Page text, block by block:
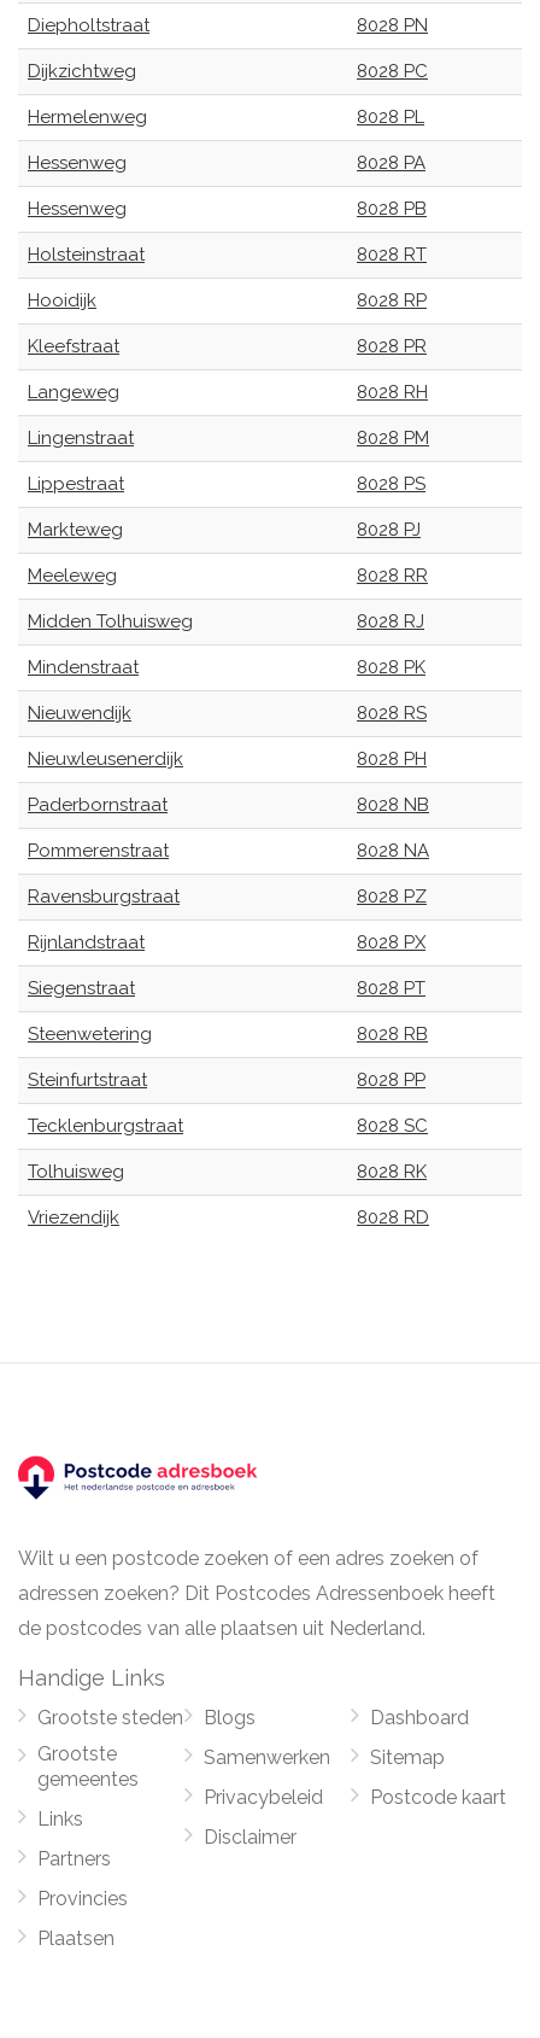
Diepholtstraat 8028 PN
Dijkzichtweg 8028 PC
Hermelenweg 8028 PL
Hessenweg 8028 PA
Hessenweg 8028 PB
Holsteinstraat 8028 RT
Hooidijk 8028 RP
Kleefstraat 8028 PR
Langeweg 8028 RH
Lingenstraat 8028 PM
Lippestraat 8028 PS
Markteweg 8028 PJ
Meeleweg 8028 RR
Midden Tolhuisweg 8028 RJ
Mindenstraat 8028 PK
Nieuwendijk 8028 RS
Nieuwleusenerdijk 8028 PH
Paderbornstraat 8028 NB
Pommerenstraat 8028 NA
Ravensburgstraat 8028 PZ
Rijnlandstraat 8028 PX
Siegenstraat 8028 PT
Steenwetering 8028 RB
Steinfurtstraat 8028 PP
Tecklenburgstraat 8028 SC
Tolhuisweg 8028 RK
Vriezendijk 8028 RD
Wilt u een postcode zoeken of een adres zoeken of
adressen zoeken? Dit Postcodes Adressenboek heeft
de postcodes van alle plaatsen uit Nederland.
Handige Links
Grootste steden
Grootste
gemeentes
Links
Partners
Provincies
Plaatsen
Blogs
Samenwerken
Privacybeleid
Disclaimer
Dashboard
Sitemap
Postcode kaart